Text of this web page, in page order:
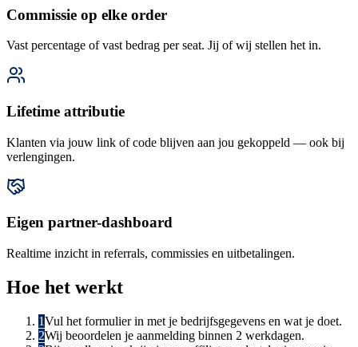
Commissie op elke order
Vast percentage of vast bedrag per seat. Jij of wij stellen het in.
Lifetime attributie
Klanten via jouw link of code blijven aan jou gekoppeld — ook bij
verlengingen.
Eigen partner-dashboard
Realtime inzicht in referrals, commissies en uitbetalingen.
Hoe het werkt
1Vul het formulier in met je bedrijfsgegevens en wat je doet.
2Wij beoordelen je aanmelding binnen 2 werkdagen.